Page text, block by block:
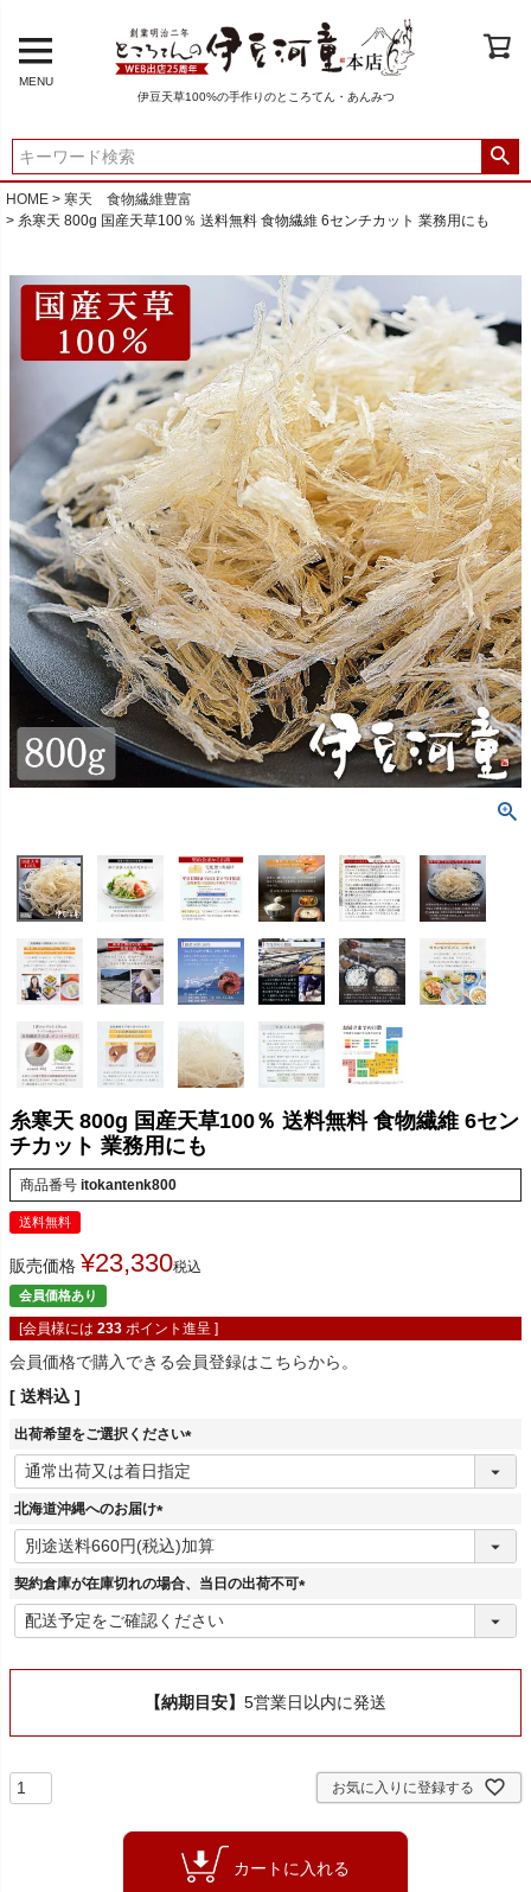
MENU
伊豆天草100%の手作りのところてん・あんみつ
HOME
寒天 食物繊維豊富
糸寒天 800g 国産天草100％ 送料無料 食物繊維 6センチカット 業務用にも
糸寒天 800g 国産天草100％ 送料無料 食物繊維 6セン
チカット 業務用にも
商品番号 itokantenk800
送料無料
販売価格 ¥23,330税込
会員価格あり
[会員様には 233 ポイント進呈 ]
会員価格で購入できる会員登録はこちらから。
送料込
出荷希望をご選択ください
(
必
北海道沖縄へのお届け
(
必
須
契約倉庫が在庫切れの場合、当日の出荷不可
(
)
【納期目安】 5営業日以内に発送
お気に入りに登録する
カートに入れる